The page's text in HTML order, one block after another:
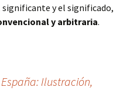
y el significado,
y arbitraria.
Ilustración,